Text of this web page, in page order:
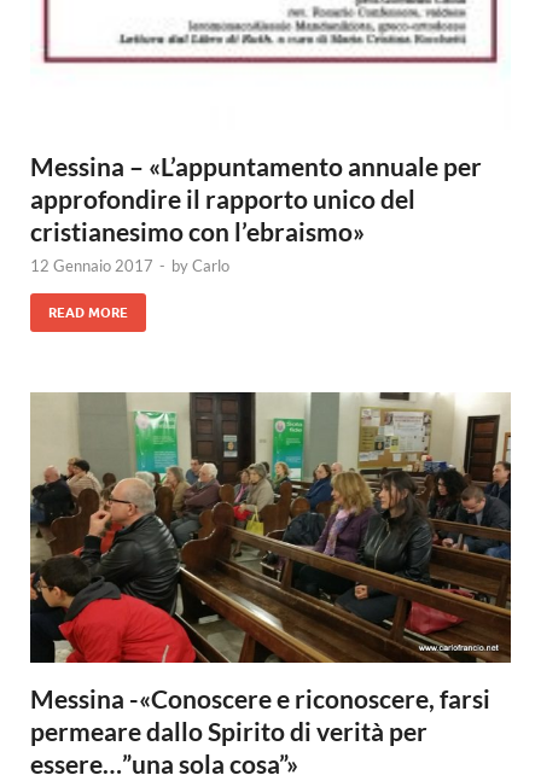
Messina – «L’appuntamento annuale per
approfondire il rapporto unico del
cristianesimo con l’ebraismo»
12 Gennaio 2017 - byCarlo
READ MORE
Messina -«Conoscere e riconoscere, farsi
permeare dallo Spirito di verità per
essere…”una sola cosa”»